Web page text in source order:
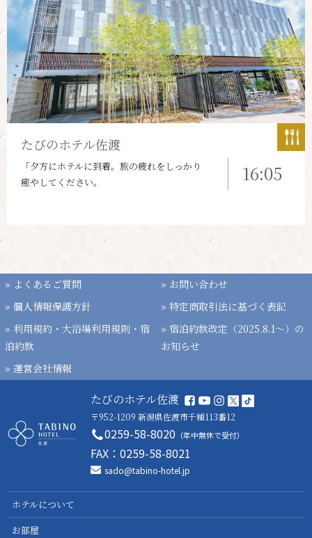
たびのホテル佐渡
「夕方にホテルに到着。旅の疲れをしっかり
癒やしてください。
16:05
» よくあるご質問
» お問い合わせ
» 個人情報保護方針
» 特定商取引法に基づく表記
» 利用規約・大浴場利用規則・宿
泊約款
» 宿泊約款改定（2025.8.1〜）の
お知らせ
» 運営会社情報
たびのホテル佐渡
〒952-1209 新潟県佐渡市千種113番12
0259-58-8020 （年中無休で受付）
FAX：0259-58-8021
sado@tabino-hotel.jp
ホテルについて
お部屋